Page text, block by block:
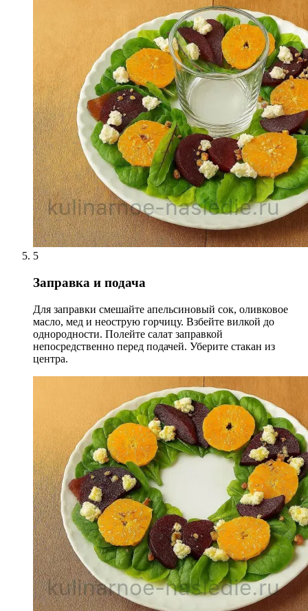
5
Заправка и подача
Для заправки смешайте апельсиновый сок, оливковое
масло, мед и неострую горчицу. Взбейте вилкой до
однородности. Полейте салат заправкой
непосредственно перед подачей. Уберите стакан из
центра.